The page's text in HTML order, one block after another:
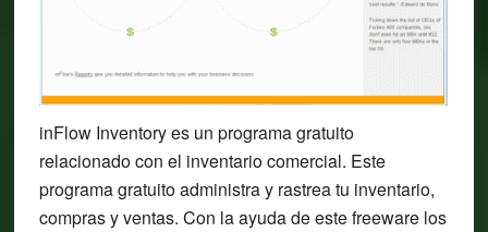
inFlow Inventory es un programa gratuito
relacionado con el inventario comercial. Este
programa gratuito administra y rastrea tu inventario,
compras y ventas. Con la ayuda de este freeware los